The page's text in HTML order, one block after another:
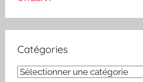
Catégories
Catégories